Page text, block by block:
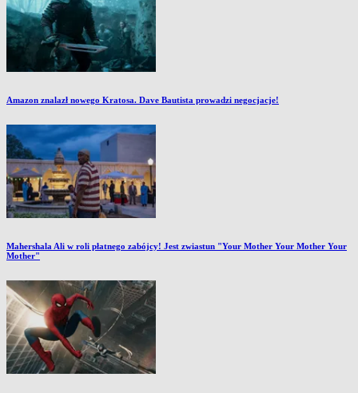
Amazon znalazł nowego Kratosa. Dave Bautista prowadzi negocjacje!
Mahershala Ali w roli płatnego zabójcy! Jest zwiastun "Your Mother Your Mother Your
Mother"